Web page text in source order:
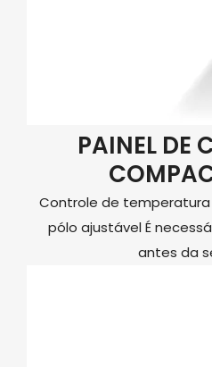
PAINEL DE
Controle de
pólo ajustável É
antes da